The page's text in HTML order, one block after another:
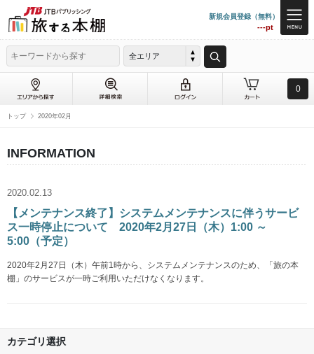
新規会員登録（無料）
---pt
全エリア
0
トップ 2020年02月
INFORMATION
2020.02.13
【メンテナンス終了】システムメンテナンスに伴うサービ
ス一時停止について 2020年2月27日（木）1:00 ～
5:00（予定）
2020年2月27日（木）午前1時から、システムメンテナンスのため、「旅の本
棚」のサービスが一時ご利用いただけなくなります。
カテゴリ選択